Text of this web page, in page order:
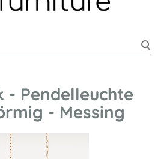
- Pendelleuchte
- Messing